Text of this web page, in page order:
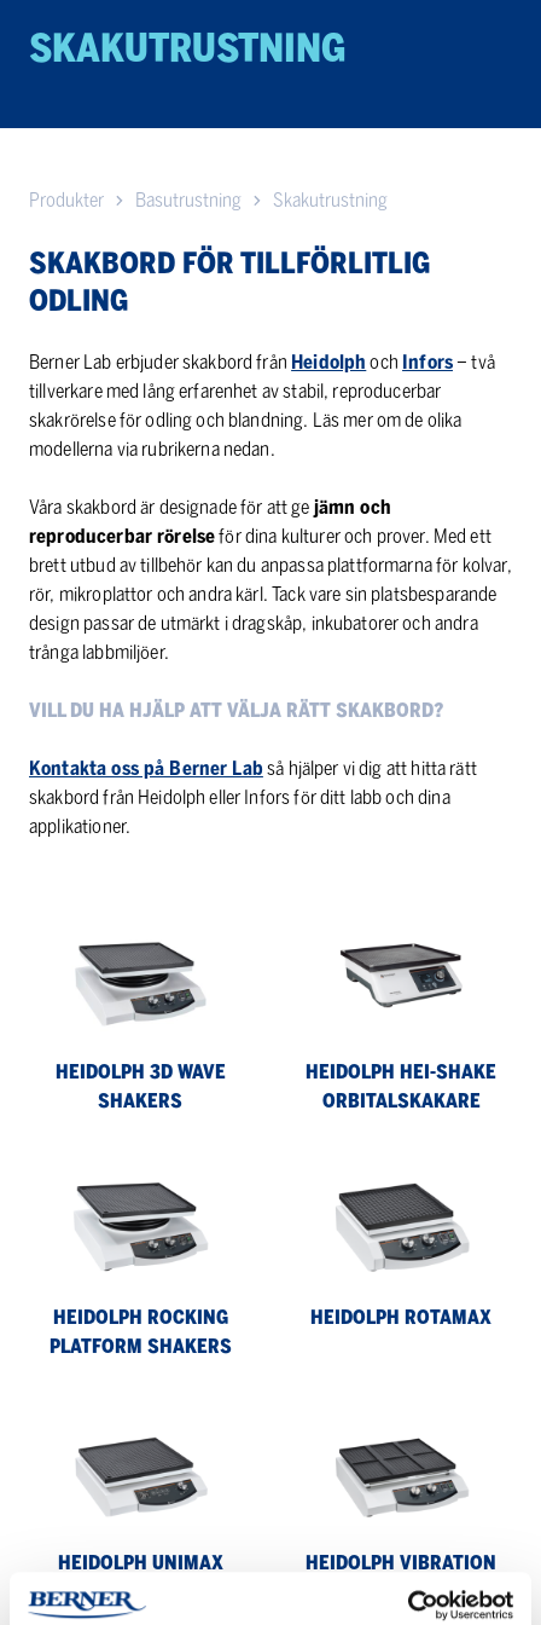
SKAKUTRUSTNING
Produkter Basutrustning Skakutrustning
SKAKBORD FÖR TILLFÖRLITLIG
ODLING
Berner Lab erbjuder skakbord från Heidolph och Infors– två
tillverkare med lång erfarenhet av stabil, reproducerbar
skakrörelse för odling och blandning. Läs mer om de olika
modellerna via rubrikerna nedan.
Våra skakbord är designade för att ge jämn och
reproducerbar rörelseför dina kulturer och prover. Med ett
brett utbud av tillbehör kan du anpassa plattformarna för kolvar,
rör, mikroplattor och andra kärl. Tack vare sin platsbesparande
design passar de utmärkt i dragskåp, inkubatorer och andra
trånga labbmiljöer.
VILL DU HA HJÄLP ATT VÄLJA RÄTT SKAKBORD?
Kontakta oss på Berner Labså hjälper vi dig att hitta rätt
skakbord från Heidolph eller Infors för ditt labb och dina
applikationer.
Shakers
HEIDOLPH 3D WAVE
SHAKERS
orbitalskakare
HEIDOLPH HEI-SHAKE
ORBITALSKAKARE
Rocking
Platform
Shakers
HEIDOLPH ROCKING
PLATFORM SHAKERS
Rotamax
HEIDOLPH ROTAMAX
HEIDOLPH UNIMAX
Shakers
HEIDOLPH VIBRATION
SHAKERS